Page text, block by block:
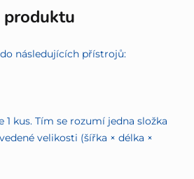
následujících přístrojů:
1 kus. Tím se rozumí jedna složka
velikosti (šířka × délka ×